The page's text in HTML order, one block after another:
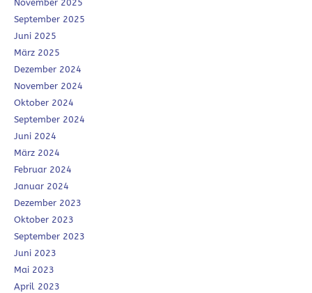
November 2025
September 2025
Juni 2025
März 2025
Dezember 2024
November 2024
Oktober 2024
September 2024
Juni 2024
März 2024
Februar 2024
Januar 2024
Dezember 2023
Oktober 2023
September 2023
Juni 2023
Mai 2023
April 2023